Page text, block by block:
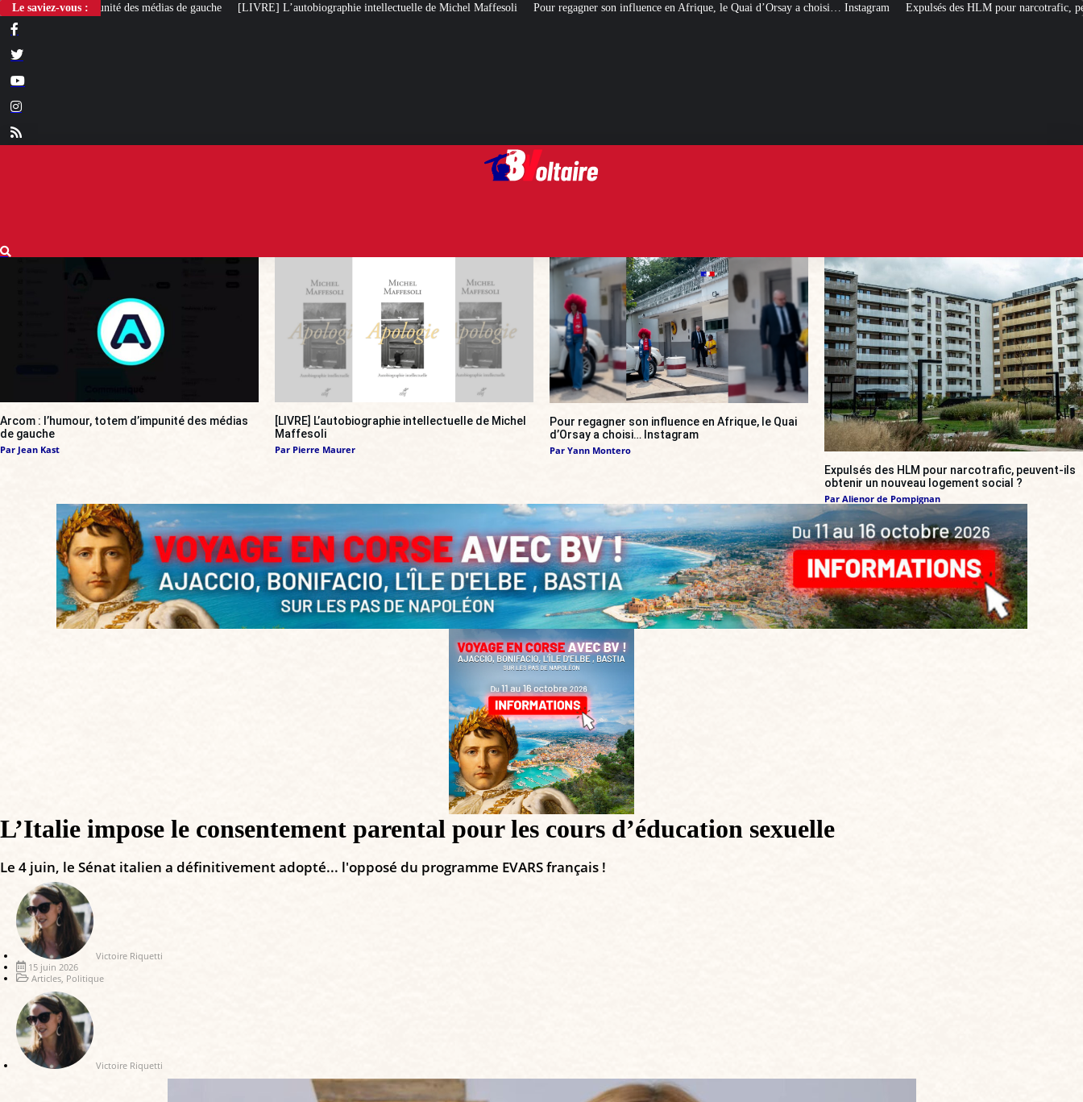
Le saviez-vous :
médias de gauche [LIVRE] L’autobiographie intellectuelle de Michel Maffesoli Pour regagner son influence en Afrique, le Quai d’Orsay a choisi… Instagram Expulsés des HLM pour narcotrafic, peuvent-ils obtenir un
Arcom : l’humour, totem d’impunité des médias
de gauche
Par Jean Kast
[LIVRE] L’autobiographie intellectuelle de Michel
Maffesoli
Par Pierre Maurer
Pour regagner son influence en Afrique, le Quai
d’Orsay a choisi… Instagram
Par Yann Montero
Expulsés des HLM pour narcotrafic, peuvent-ils
obtenir un nouveau logement social ?
Par Alienor de Pompignan
L’Italie impose le consentement parental pour les cours d’éducation sexuelle
Le 4 juin, le Sénat italien a définitivement adopté... l'opposé du programme EVARS français !
Victoire Riquetti
15 juin 2026
Articles Politique
Victoire Riquetti